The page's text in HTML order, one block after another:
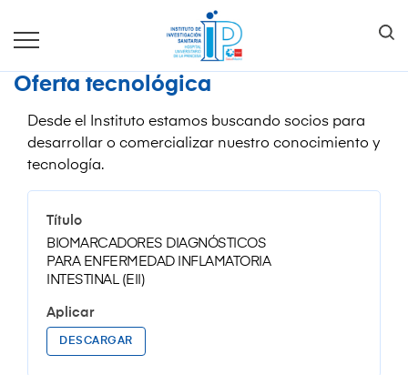
Oferta tecnológica
Desde el Instituto estamos buscando socios para
desarrollar o comercializar nuestro conocimiento y
tecnología.
BIOMARCADORES DIAGNÓSTICOS
PARA ENFERMEDAD INFLAMATORIA
INTESTINAL (EII)
DESCARGAR